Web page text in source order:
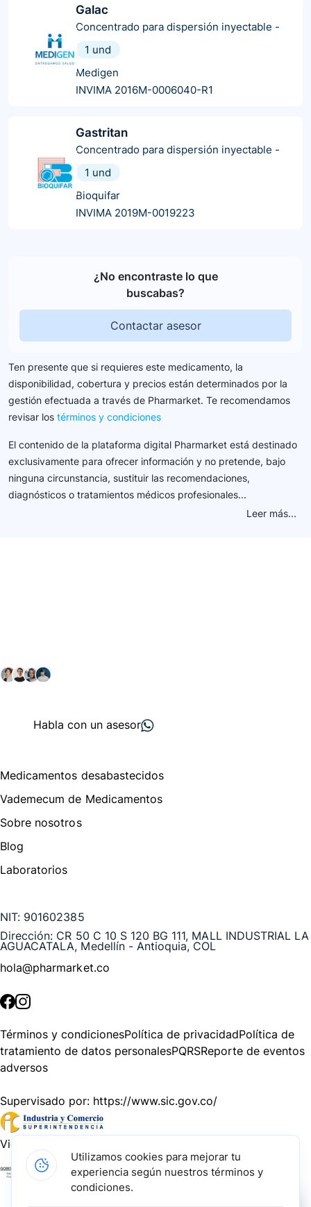
Galac
Concentrado para dispersión inyectable -
1 und
Medigen
INVIMA 2016M-0006040-R1
Gastritan
Concentrado para dispersión inyectable -
1 und
Bioquifar
INVIMA 2019M-0019223
¿No encontraste lo que
buscabas?
Contactar asesor
Ten presente que si requieres este medicamento, la
disponibilidad, cobertura y precios están determinados por la
gestión efectuada a través de Pharmarket. Te recomendamos
revisar los términos y condiciones
El contenido de la plataforma digital Pharmarket está destinado
exclusivamente para ofrecer información y no pretende, bajo
ninguna circunstancia, sustituir las recomendaciones,
diagnósticos o tratamientos médicos profesionales...
Leer más...
Habla con un asesor
Medicamentos desabastecidos
Vademecum de Medicamentos
Sobre nosotros
Blog
Laboratorios
NIT: 901602385
Dirección: CR 50 C 10 S 120 BG 111, MALL INDUSTRIAL LA
AGUACATALA, Medellín - Antioquia, COL
hola@pharmarket.co
Términos y condicionesPolítica de privacidadPolítica de
tratamiento de datos personalesPQRSReporte de eventos
adversos
Supervisado por: https://www.sic.gov.co/
Vigilado por:
Gracias a nuestros impulsadores, podemos presentarte la
solución tecnológica más avanzada para resolver los
Utilizamos cookies para mejorar tu
experiencia según nuestros términos y
condiciones.